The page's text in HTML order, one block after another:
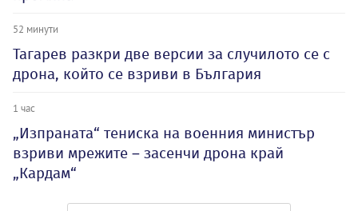
52 минути
Тагарев разкри две версии за случилото се с
дрона, който се взриви в България
1 час
„Изпраната“ тениска на военния министър
взриви мрежите – засенчи дрона край
„Кардам“